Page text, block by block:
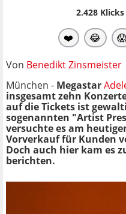
2.428Klicks
❤️ 😂
Von Benedikt Zinsmeister
München - Megastar
insgesamt zehn
auf die Tickets ist
sogenannten "Artist
versuchte es am
Vorverkauf für Kunden
Doch auch hier kam es
berichten.